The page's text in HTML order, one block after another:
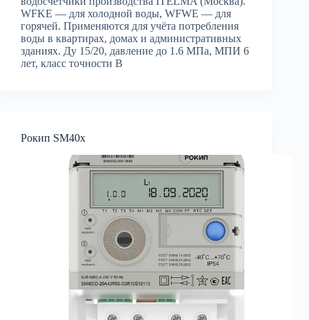
WFKE — для холодной воды, WFWE — для
горячей. Применяются для учёта потребления
воды в квартирах, домах и административных
зданиях. Ду 15/20, давление до 1.6 МПа, МПИ 6
лет, класс точности B
Рокип SM40x